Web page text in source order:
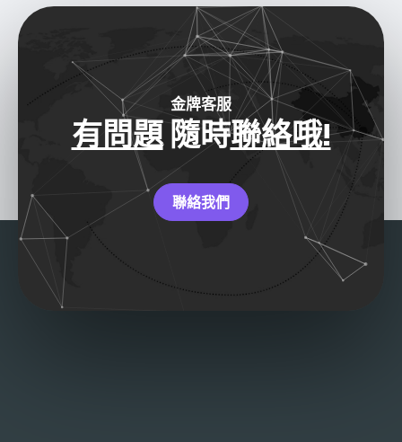
金牌客服
有問題隨時聯絡哦!
聯絡我們